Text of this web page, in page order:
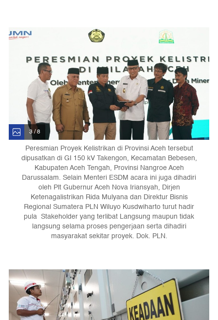
3 / 8
Peresmian Proyek Kelistrikan di Provinsi Aceh tersebut
dipusatkan di GI 150 kV Takengon, Kecamatan Bebesen,
Kabupaten Aceh Tengah, Provinsi Nangroe Aceh
Darussalam. Selain Menteri ESDM acara ini juga dihadiri
oleh Plt Gubernur Aceh Nova Iriansyah, Dirjen
Ketenagalistrikan Rida Mulyana dan Direktur Bisnis
Regional Sumatera PLN Wiluyo Kusdwiharto turut hadir
pula Stakeholder yang terlibat Langsung maupun tidak
langsung selama proses pengerjaan serta dihadiri
masyarakat sekitar proyek. Dok. PLN.